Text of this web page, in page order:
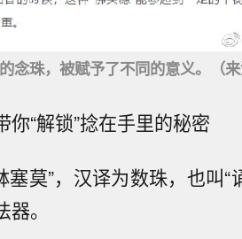
念珠，被赋予了不同的意义。（来
“解锁”捻在手里的秘密
塞莫”，汉译为数珠，也叫“
。